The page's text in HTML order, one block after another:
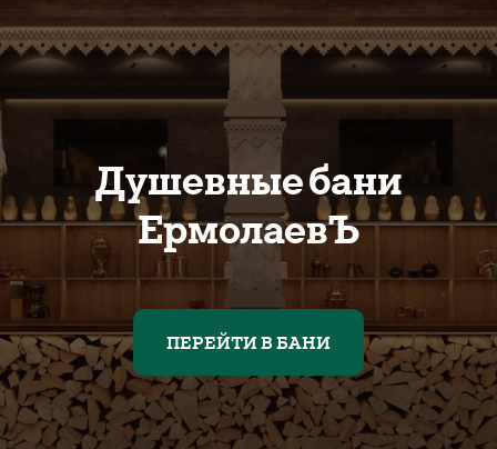
Душевные бани
ЕрмолаевЪ
ПЕРЕЙТИ В БАНИ